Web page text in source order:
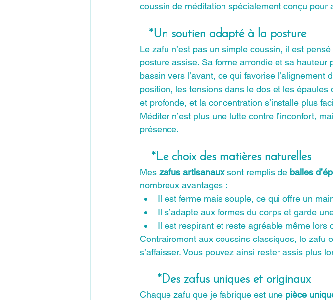
coussin de méditation spécialement conçu
*Un soutien adapté à la posture
Le zafu n’est pas un simple coussin, il est
posture assise. Sa forme arrondie et sa
bassin vers l’avant, ce qui favorise
position, les tensions dans le dos et les
et profonde, et la concentration s’installe plus
Méditer n’est plus une lutte contre l’inconfort,
présence.
*Le choix des matières naturelles
Mes zafus artisanaux sont remplis de balles
nombreux avantages :
Il est ferme mais souple, ce qui offre un
Il s’adapte aux formes du corps et garde
Il est respirant et reste agréable même lors
Contrairement aux coussins classiques, le zafu
s’affaisser. Vous pouvez ainsi rester assis plus
*Des zafus uniques et originaux
Chaque zafu que je fabrique est une pièce